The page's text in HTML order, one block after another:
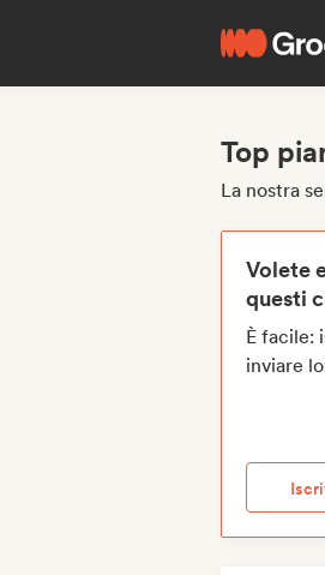
Top
La nostra
Volete
questi
È facile:
inviare